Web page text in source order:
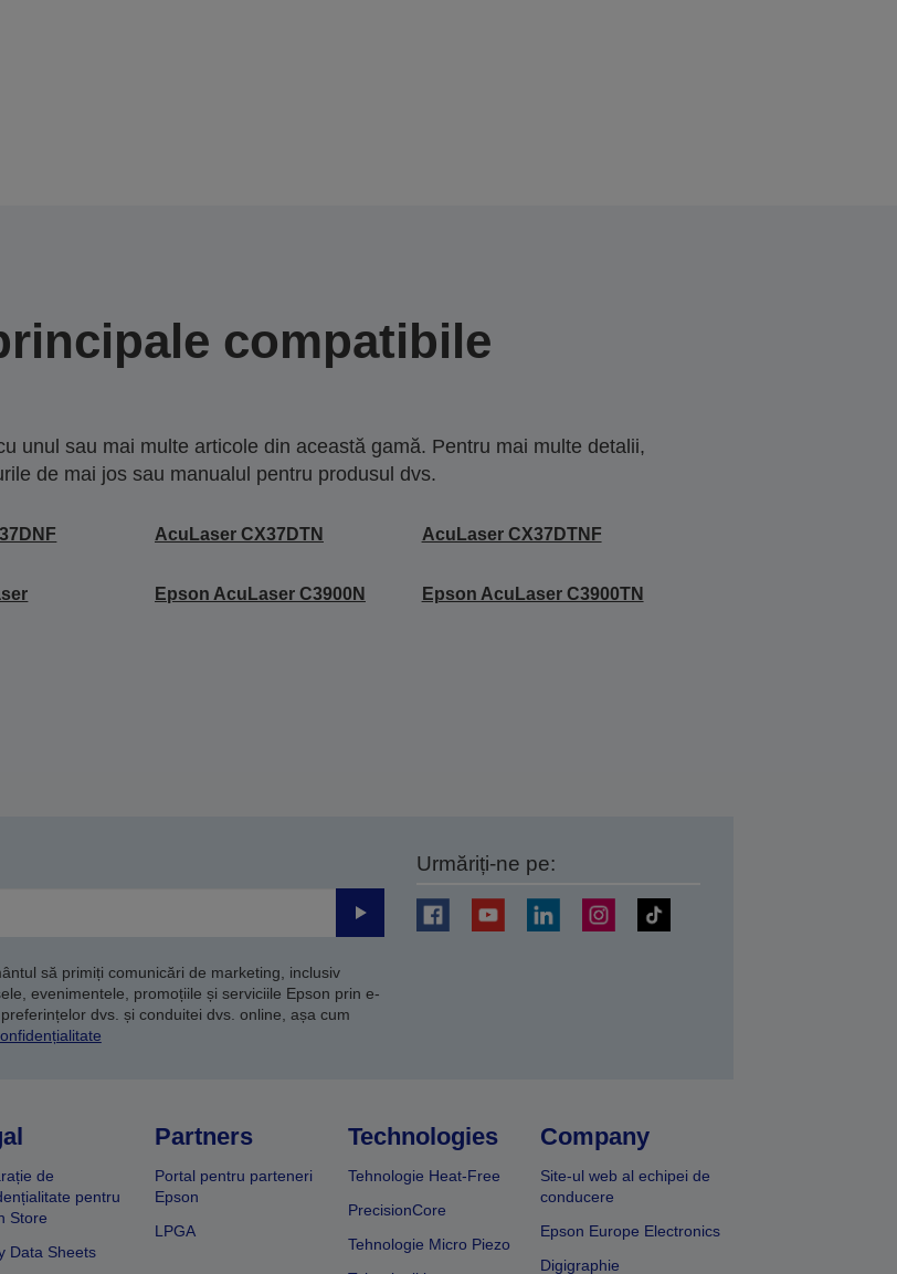
compatibile
unul sau mai multe articole din această gamă. Pentru mai multe detalii,
de mai jos sau manualul pentru produsul dvs.
AcuLaser CX37DTN AcuLaser CX37DTNF
Epson AcuLaser C3900N Epson AcuLaser C3900TN
Trimiteți
să primiți comunicări de marketing, inclusiv
evenimentele, promoțiile și serviciile Epson prin e-
dvs. și conduitei dvs. online, așa cum
Urmăriți-ne pe:
de
pentru
Store
Data Sheets
Partners
Portal pentru parteneri
Epson
LPGA
Technologies
Tehnologie Heat-Free
PrecisionCore
Tehnologie Micro Piezo
Company
Site-ul web al echipei de
conducere
Epson Europe Electronics
Digigraphie